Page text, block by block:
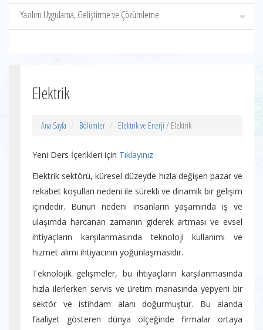
Yazılım Uygulama, Geliştirme ve Çözümleme
Elektrik
Ana Sayfa Bölümler Elektrik ve Enerji / Elektrik
Yeni Ders İçerikleri için Tıklayınız
Elektrik sektörü, küresel düzeyde hızla değişen pazar ve
rekabet koşulları nedeni ile sürekli ve dinamik bir gelişim
içindedir. Bunun nedeni insanların yaşamında iş ve
ulaşımda harcanan zamanın giderek artması ve evsel
ihtiyaçların karşılanmasında teknoloji kullanımı ve
hizmet alımı ihtiyacının yoğunlaşmasıdır.
Teknolojik gelişmeler, bu ihtiyaçların karşılanmasında
hızla ilerlerken servis ve üretim manasında yepyeni bir
sektör ve istihdam alanı doğurmuştur. Bu alanda
faaliyet gösteren dünya ölçeğinde firmalar ortaya